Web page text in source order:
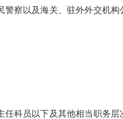
警察以及海关、驻外外交机
任科员以下及其他相当职务